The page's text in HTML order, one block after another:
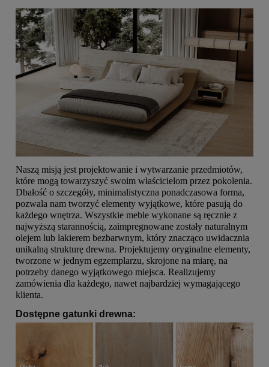
Naszą misją jest projektowanie i wytwarzanie przedmiotów,
które mogą towarzyszyć swoim właścicielom przez pokolenia.
Dbałość o szczegóły, minimalistyczna ponadczasowa forma,
pozwala nam tworzyć elementy wyjątkowe, które pasują do
każdego wnętrza. Wszystkie meble wykonane są ręcznie z
najwyższą starannością, zaimpregnowane zostały naturalnym
olejem lub lakierem bezbarwnym, który znacząco uwidacznia
unikalną strukturę drewna. Projektujemy oryginalne elementy,
tworzone w jednym egzemplarzu, skrojone na miarę, na
potrzeby danego wyjątkowego miejsca. Realizujemy
zamówienia dla każdego, nawet najbardziej wymagającego
klienta.
Dostępne gatunki drewna: